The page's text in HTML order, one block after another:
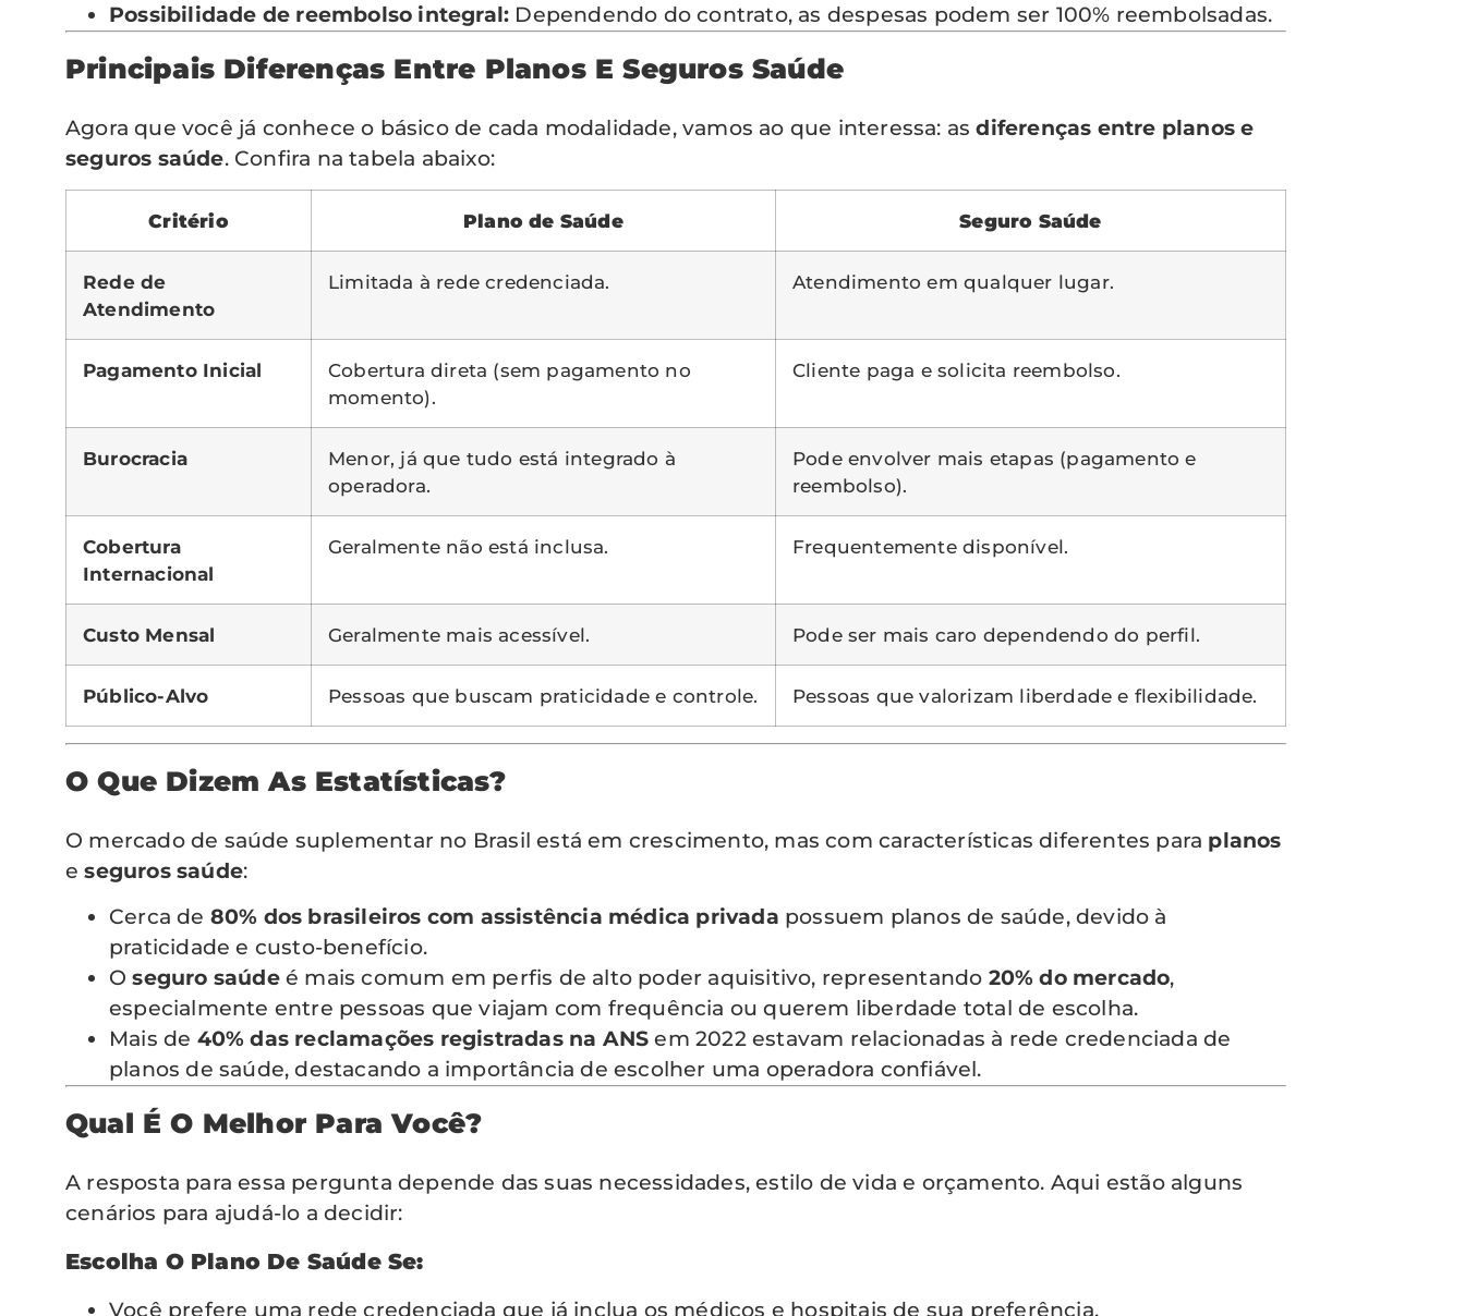
Possibilidade de reembolso integral: Dependendo do contrato, as despesas podem ser 100% reembolsadas.
Principais Diferenças Entre Planos E Seguros Saúde
Agora que você já conhece o básico de cada modalidade, vamos ao que interessa: asdiferenças entre planos e
seguros saúde. Confira na tabela abaixo:
Critério Plano de Saúde Seguro Saúde
Rede de
Atendimento
Limitada à rede credenciada. Atendimento em qualquer lugar.
Pagamento Inicial
Cobertura direta (sem pagamento no
momento).
Cliente paga e solicita reembolso.
Burocracia
Menor, já que tudo está integrado à
operadora.
Pode envolver mais etapas (pagamento e
reembolso).
Cobertura
Internacional
Geralmente não está inclusa. Frequentemente disponível.
Custo Mensal Geralmente mais acessível. Pode ser mais caro dependendo do perfil.
Público-Alvo Pessoas que buscam praticidade e controle. Pessoas que valorizam liberdade e flexibilidade.
O Que Dizem As Estatísticas?
O mercado de saúde suplementar no Brasil está em crescimento, mas com características diferentes para planos
eseguros saúde:
Cerca de 80% dos brasileiros com assistência médica privada possuem planos de saúde, devido à
praticidade e custo-benefício.
Oseguro saúdeé mais comum em perfis de alto poder aquisitivo, representando 20% do mercado,
especialmente entre pessoas que viajam com frequência ou querem liberdade total de escolha.
Mais de 40% das reclamações registradas na ANS em 2022 estavam relacionadas à rede credenciada de
planos de saúde, destacando a importância de escolher uma operadora confiável.
Qual É O Melhor Para Você?
A resposta para essa pergunta depende das suas necessidades, estilo de vida e orçamento. Aqui estão alguns
cenários para ajudá-lo a decidir:
Escolha O Plano De Saúde Se:
Você prefere uma rede credenciada que já inclua os médicos e hospitais de sua preferência.